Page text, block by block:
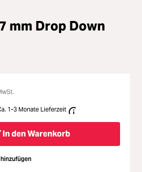
mm Drop Down
1-3 Monate Lieferzeit
In den Warenkorb